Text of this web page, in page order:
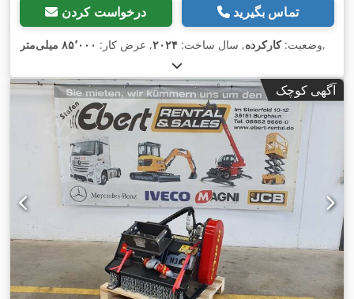
درخواست کردن تماس بگیرید
وضعیت:کارکرده, سال ساخت: ۲۰۲۴, عرض کار: ۸۵٬۰۰۰ میلی‌متر ,
آگهی کوچک